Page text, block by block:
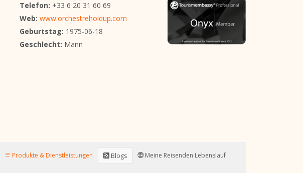
Telefon: +33 6 20 31 60 69
Web: www.orchestreholdup.com
Geburtstag: 1975-06-18
Geschlecht: Mann
Produkte & Dienstleistungen Blogs
Meine Reisenden Lebenslauf